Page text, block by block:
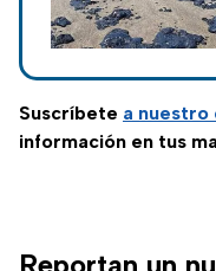
Suscríbete a nuestro
información en tus